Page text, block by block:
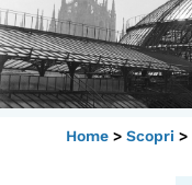
Collabora
Sostieni
Home > Scopri >